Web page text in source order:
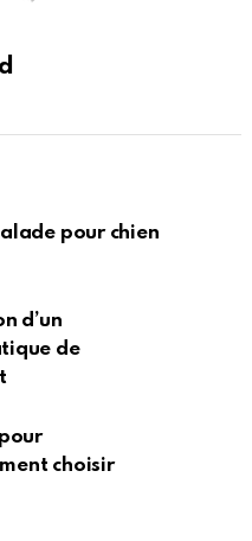
pour chien
d’un
de
choisir